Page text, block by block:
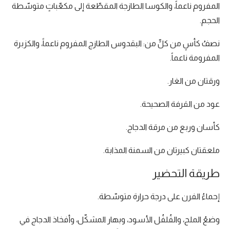
المفروم ناعماً، والكوسا الطازجة المقطّعة إلى مكعّباتٍ متوسّطة
الحجم.
نصفُ كأسٍ من كلٍّ من: البقدوس الطازج المفروم ناعماً، والكزبرة
المفرومة ناعماً.
ورقتان من الغار.
عود من القرفة الصحيحة.
كأسان وربع من مرقة الدجاج.
ملعقتان كبيرتان من السمنة المذابة.
طريقة التحضير
إحماءُ الفرن على درجة حرارة متوسّطة.
وضعُ الملح، والفُلفُل الأسود، وبهار المشكّل، وأفخاذ الدجاج في